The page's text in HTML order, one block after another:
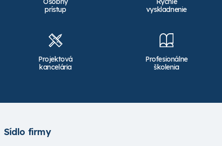
prístup
vyskladnenie
Projektová
kancelária
Profesionálne
školenia
Sídlo firmy